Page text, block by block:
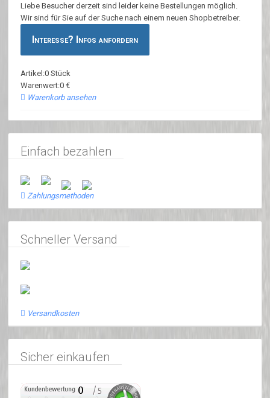
Liebe Besucher derzeit sind leider keine Bestellungen möglich.
Wir sind für Sie auf der Suche nach einem neuen Shopbetreiber.
Interesse? Infos anfordern
Artikel:0 Stück
Warenwert:0 €
Warenkorb ansehen
Einfach bezahlen
Zahlungsmethoden
Schneller Versand
Versandkosten
Sicher einkaufen